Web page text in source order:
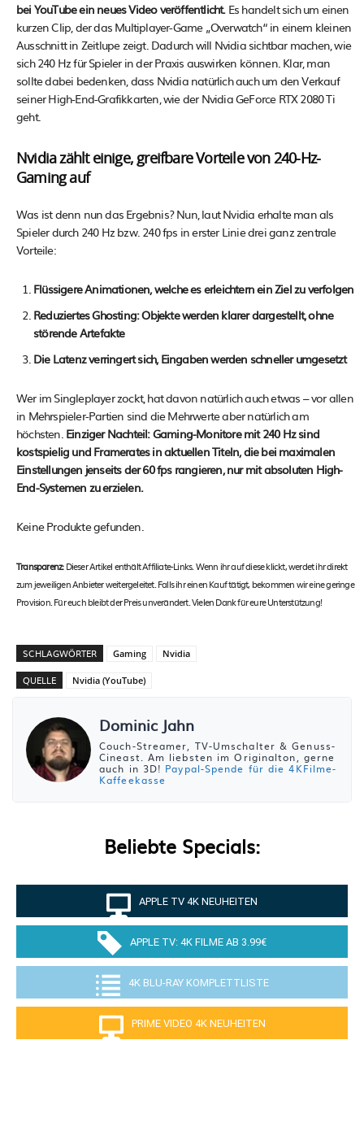
bei YouTube ein neues Video veröffentlicht.Es handelt sich um einen
kurzen Clip, der das Multiplayer-Game „Overwatch“ in einem kleinen
Ausschnitt in Zeitlupe zeigt. Dadurch will Nvidia sichtbar machen, wie
sich 240 Hz für Spieler in der Praxis auswirken können. Klar, man
sollte dabei bedenken, dass Nvidia natürlich auch um den Verkauf
seiner High-End-Grafikkarten, wie der Nvidia GeForce RTX 2080 Ti
geht.
Nvidia zählt einige, greifbare Vorteile von 240-Hz-
Gaming auf
Was ist denn nun das Ergebnis? Nun, laut Nvidia erhalte man als
Spieler durch 240 Hz bzw. 240 fps in erster Linie drei ganz zentrale
Vorteile:
Flüssigere Animationen, welche es erleichtern ein Ziel zu verfolgen
Reduziertes Ghosting: Objekte werden klarer dargestellt, ohne
störende Artefakte
Die Latenz verringert sich, Eingaben werden schneller umgesetzt
Wer im Singleplayer zockt, hat davon natürlich auch etwas – vor allen
in Mehrspieler-Partien sind die Mehrwerte aber natürlich am
höchsten. Einziger Nachteil: Gaming-Monitore mit 240 Hz sind
kostspielig und Framerates in aktuellen Titeln, die bei maximalen
Einstellungen jenseits der 60 fps rangieren, nur mit absoluten High-
End-Systemen zu erzielen.
Keine Produkte gefunden.
Transparenz:Dieser Artikel enthält Affiliate-Links. Wenn ihr auf diese klickt, werdet ihr direkt
zum jeweiligen Anbieter weitergeleitet. Falls ihr einen Kauf tätigt, bekommen wir eine geringe
Provision. Für euch bleibt der Preis unverändert. Vielen Dank für eure Unterstützung!
SCHLAGWÖRTER Gaming Nvidia
QUELLE Nvidia (YouTube)
Dominic Jahn
Couch-Streamer, TV-Umschalter & Genuss-
Cineast. Am liebsten im Originalton, gerne
auch in 3D! Paypal-Spende für die 4KFilme-
Kaffeekasse
Beliebte Specials:
APPLE TV 4K NEUHEITEN
APPLE TV: 4K FILME AB 3.99€
4K BLU-RAY KOMPLETTLISTE
PRIME VIDEO 4K NEUHEITEN